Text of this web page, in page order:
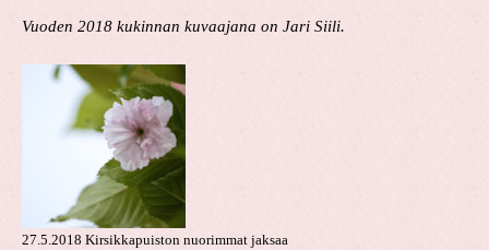
Vuoden 2018 kukinnan kuvaajana on Jari Siili.
27.5.2018 Kirsikkapuiston nuorimmat jaksaa